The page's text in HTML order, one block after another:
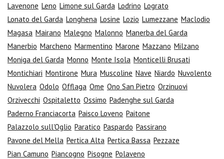
Lavenone Leno Limone sul Garda Lodrino Lograto
Lonato del Garda Longhena Losine Lozio Lumezzane Maclodio
Magasa Mairano Malegno Malonno Manerba del Garda
Manerbio Marcheno Marmentino Marone Mazzano Milzano
Moniga del Garda Monno Monte Isola Monticelli Brusati
Montichiari Montirone Mura Muscoline Nave Niardo Nuvolento
Nuvolera Odolo Offlaga Ome Ono San Pietro Orzinuovi
Orzivecchi Ospitaletto Ossimo Padenghe sul Garda
Paderno Franciacorta Paisco Loveno Paitone
Palazzolo sull'Oglio Paratico Paspardo Passirano
Pavone del Mella Pertica Alta Pertica Bassa Pezzaze
Pian Camuno Piancogno Pisogne Polaveno